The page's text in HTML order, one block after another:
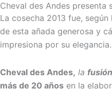
Cheval des Andes presenta
La cosecha 2013 fue,
de esta añada generosa y
impresiona por su elegancia.
Cheval des Andes, la fusión
más de 20 años en la